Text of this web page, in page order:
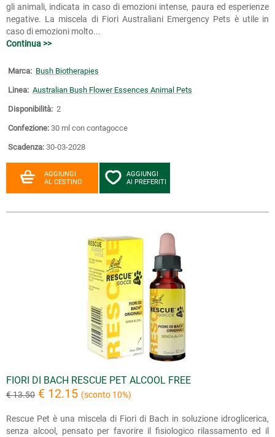
gli animali, indicata in caso di emozioni intense, paura ed esperienze
negative. La miscela di Fiori Australiani Emergency Pets è utile in
caso di emozioni molto...
Continua >>
Marca: Bush Biotherapies
Linea: Australian Bush Flower Essences Animal Pets
Disponibilità: 2
Confezione: 30 ml con contagocce
Scadenza: 30-03-2028
AGGIUNGI
AL CESTINO
AGGIUNGI
AI PREFERITI
FIORI DI BACH RESCUE PET ALCOOL FREE
€ 13.50 € 12.15 (sconto 10%)
Rescue Pet è una miscela di Fiori di Bach in soluzione idroglicerica,
senza alcool, pensato per favorire il fisiologico rilassamento ed il